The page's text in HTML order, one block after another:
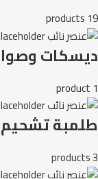
19 products
ديسكات
1 product
طلمبة تشحيم
3 products